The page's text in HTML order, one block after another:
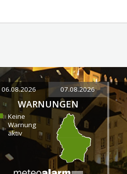
06.08.2026 07.08.2026
WARNUNGEN
Keine
Warnung
aktiv